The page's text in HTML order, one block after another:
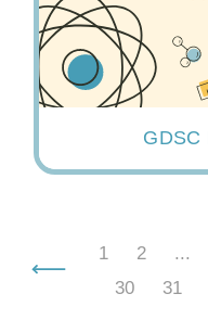
GDSC
1 2 ...
30 31